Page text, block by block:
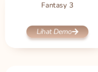
Fantasy 3
Lihat Demo